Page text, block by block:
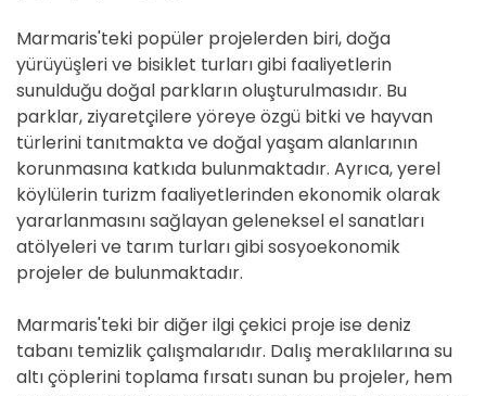
Marmaris'teki popüler projelerden biri, doğa
yürüyüşleri ve bisiklet turları gibi faaliyetlerin
sunulduğu doğal parkların oluşturulmasıdır. Bu
parklar, ziyaretçilere yöreye özgü bitki ve hayvan
türlerini tanıtmakta ve doğal yaşam alanlarının
korunmasına katkıda bulunmaktadır. Ayrıca, yerel
köylülerin turizm faaliyetlerinden ekonomik olarak
yararlanmasını sağlayan geleneksel el sanatları
atölyeleri ve tarım turları gibi sosyoekonomik
projeler de bulunmaktadır.
Marmaris'teki bir diğer ilgi çekici proje ise deniz
tabanı temizlik çalışmalarıdır. Dalış meraklılarına su
altı çöplerini toplama fırsatı sunan bu projeler, hem